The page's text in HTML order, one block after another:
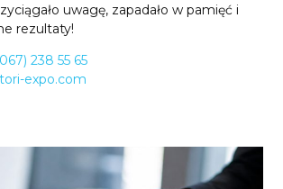
uwagę, zapadało w pamięć i
rezultaty!
238 55 65
expo.com